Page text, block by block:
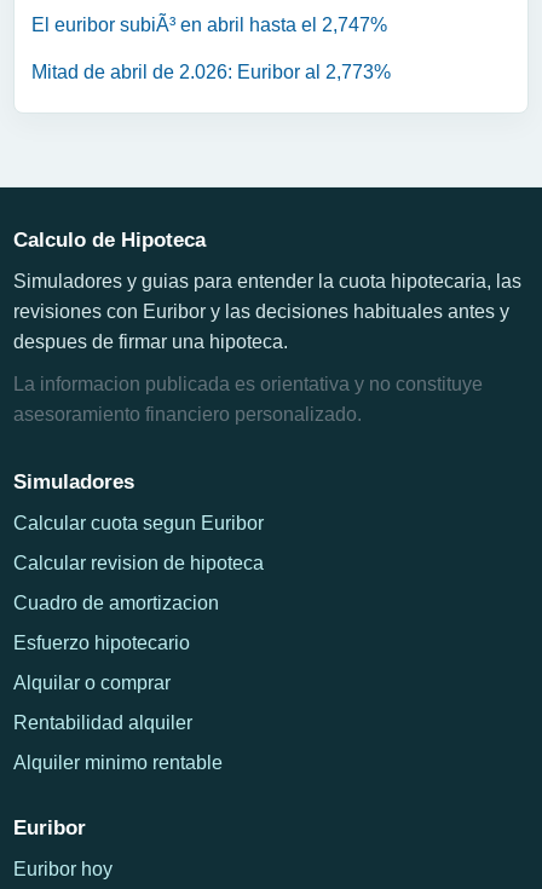
El euribor subiÃ³ en abril hasta el 2,747%
Mitad de abril de 2.026: Euribor al 2,773%
Calculo de Hipoteca
Simuladores y guias para entender la cuota hipotecaria, las
revisiones con Euribor y las decisiones habituales antes y
despues de firmar una hipoteca.
La informacion publicada es orientativa y no constituye
asesoramiento financiero personalizado.
Simuladores
Calcular cuota segun Euribor
Calcular revision de hipoteca
Cuadro de amortizacion
Esfuerzo hipotecario
Alquilar o comprar
Rentabilidad alquiler
Alquiler minimo rentable
Euribor
Euribor hoy